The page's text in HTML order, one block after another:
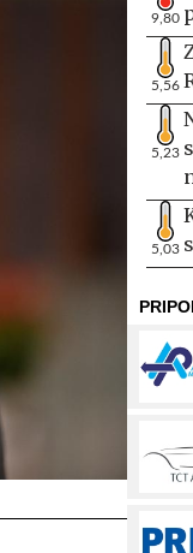
9,80
5,56
5,23
5,03